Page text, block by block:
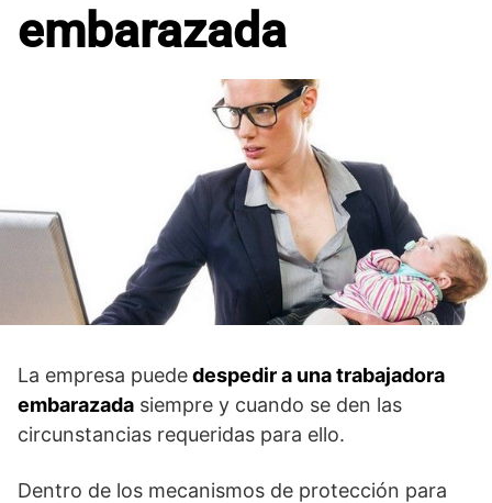
embarazada
La empresa puededespedir a una trabajadora
embarazada siempre y cuando se den las
circunstancias requeridas para ello.
Dentro de los mecanismos de protección para